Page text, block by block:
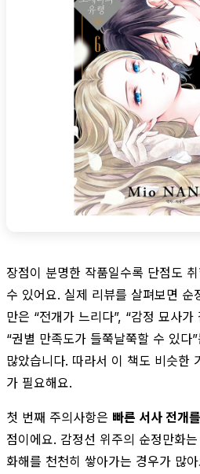
장점이 분명한 작품일수록 단점도
수 있어요. 실제 리뷰를 살펴보면 순
만은 “전개가 느리다”, “감정 묘사가
“권별 만족도가 들쭉날쭉할 수 있다
많았습니다. 따라서 이 책도 비슷한
가 필요해요.
첫 번째 주의사항은 빠른 서사 전개
점이에요. 감정선 위주의 순정만화
화해를 천천히 쌓아가는 경우가 많